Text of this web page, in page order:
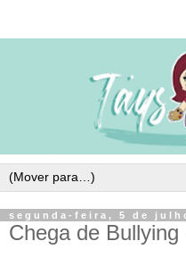
segunda-feira, 5 de
Chega de